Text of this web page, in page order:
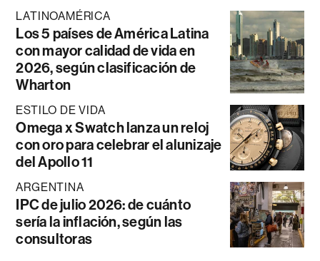
LATINOAMÉRICA
Los 5 países de América Latina
con mayor calidad de vida en
2026, según clasificación de
Wharton
ESTILO DE VIDA
Omega x Swatch lanza un reloj
con oro para celebrar el alunizaje
del Apollo 11
ARGENTINA
IPC de julio 2026: de cuánto
sería la inflación, según las
consultoras